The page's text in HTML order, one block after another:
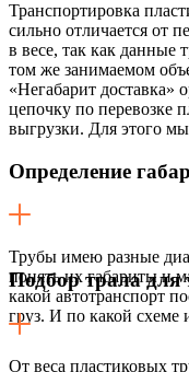
Транспортировка
сильно отличается от
в весе, так как данные
том же занимаемом
«Негабарит доставка»
цепочку по перевозке
выгрузки. Для этого
Определение
Трубы имею разные
понять их габариты и
какой автотранспорт
груз. И по какой схеме
Подбор трала для
От веса пластиковых